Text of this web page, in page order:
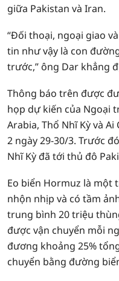
giữa Pakistan và Iran.
“Đối thoại, ngoại giao
tin như vậy là con
trước,” ông Dar khẳng
Thông báo trên được
họp dự kiến của Ngoại
Arabia, Thổ Nhĩ Kỳ và
2 ngày 29-30/3. Trước
Nhĩ Kỳ đã tới thủ đô
Eo biển Hormuz là một
nhộn nhịp và có tầm
trung bình 20 triệu
được vận chuyển mỗi
đương khoảng 25%
chuyển bằng đường